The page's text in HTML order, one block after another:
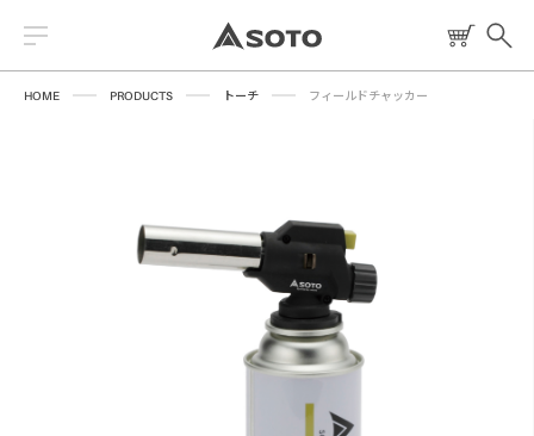
HOME PRODUCTS トーチ フィールドチャッカー